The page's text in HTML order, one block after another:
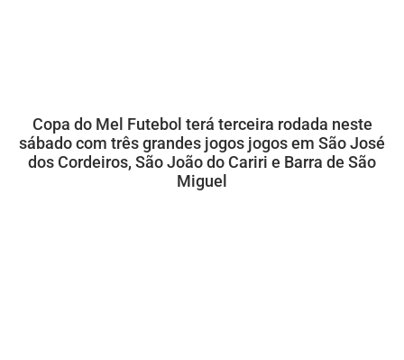
Copa do Mel Futebol terá terceira rodada neste
sábado com três grandes jogos jogos em São José
dos Cordeiros, São João do Cariri e Barra de São
Miguel